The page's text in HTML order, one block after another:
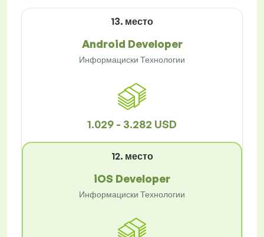
13. место
Android Developer
Информациски Технологии
1.029 - 3.282 USD
12. место
iOS Developer
Информациски Технологии